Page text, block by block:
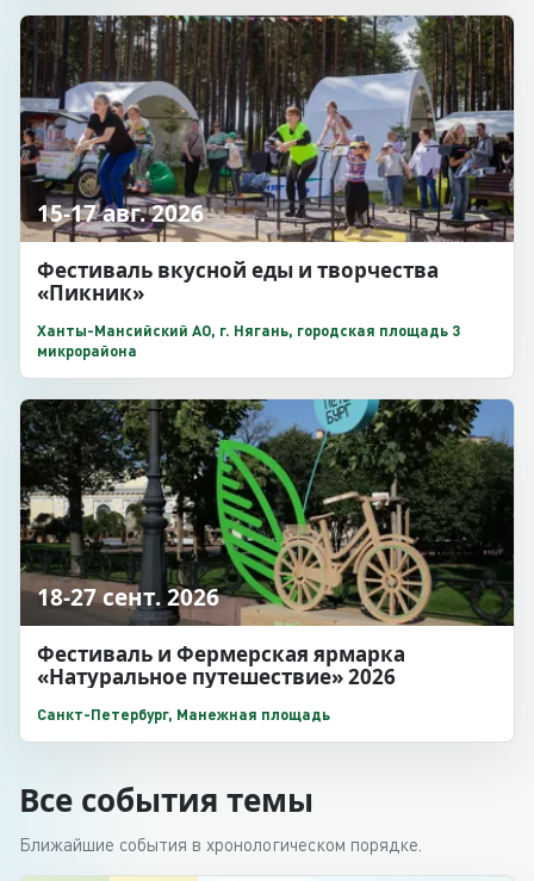
15-17 авг. 2026
Фестиваль вкусной еды и творчества
«Пикник»
Ханты-Мансийский АО, г. Нягань, городская площадь 3
микрорайона
18-27 сент. 2026
Фестиваль и Фермерская ярмарка
«Натуральное путешествие» 2026
Санкт-Петербург, Манежная площадь
Все события темы
Ближайшие события в хронологическом порядке.